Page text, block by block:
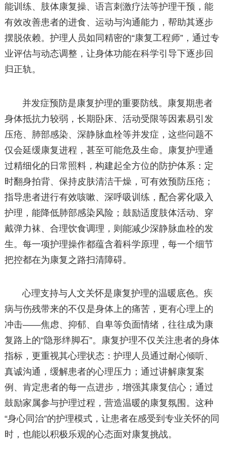
能训练、肢体康复操、语言刺激疗法等护理干预，能
有效改善患者的进食、运动与沟通能力，帮助其逐步
摆脱依赖。护理人员如同精密的“康复工程师”，通过专
业评估与动态调整，让身体功能在科学引导下逐步回
归正轨。
并发症预防是康复护理的重要防线。康复期患者
身体抵抗力较弱，长期卧床、活动受限等因素易引发
压疮、肺部感染、深静脉血栓等并发症，这些问题不
仅会延缓康复进程，甚至可能危及生命。康复护理通
过精细化的日常照料，构建起全方位的防护体系：定
时翻身拍背、保持皮肤清洁干燥，可有效预防压疮；
指导患者进行有效咳嗽、深呼吸训练，配合雾化吸入
护理，能降低肺部感染风险；鼓励适度肢体活动、穿
戴弹力袜、合理饮食调理，则能减少深静脉血栓的发
生。每一项护理操作都蕴含着科学原理，每一个细节
把控都在为康复之路扫清障碍。
心理支持与人文关怀是康复护理的温暖底色。疾
病与伤残带来的不仅是身体上的痛苦，更有心理上的
冲击——焦虑、抑郁、自卑等负面情绪，往往成为康
复路上的“隐形绊脚石”。康复护理不仅关注患者的身体
指标，更重视其心理状态：护理人员通过耐心倾听、
真诚沟通，缓解患者的心理压力；通过讲解康复案
例、肯定患者的每一点进步，增强其康复信心；通过
鼓励家属参与护理过程，营造温暖的康复氛围。这种
“身心同治”的护理模式，让患者在感受到专业关怀的同
时，也能以积极乐观的心态面对康复挑战。